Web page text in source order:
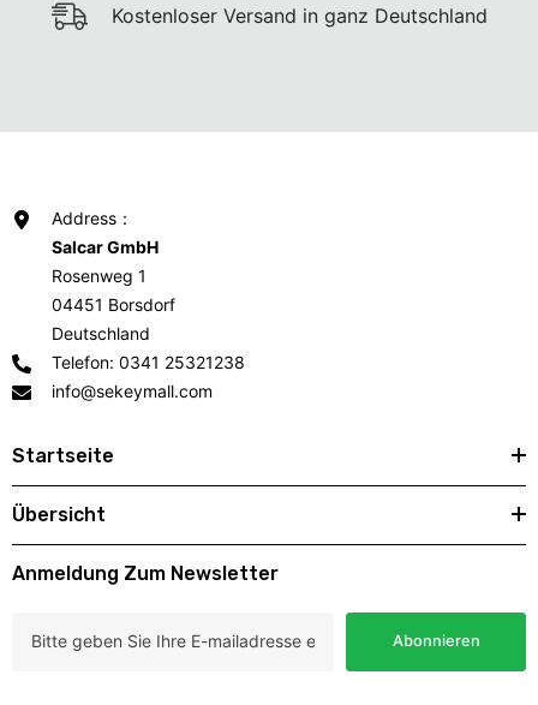
Kostenloser Versand in ganz Deutschland
Address：
Salcar GmbH
Rosenweg 1
04451 Borsdorf
Deutschland
Telefon: 0341 25321238
info@sekeymall.com
Startseite
Übersicht
Anmeldung Zum Newsletter
Abonnieren